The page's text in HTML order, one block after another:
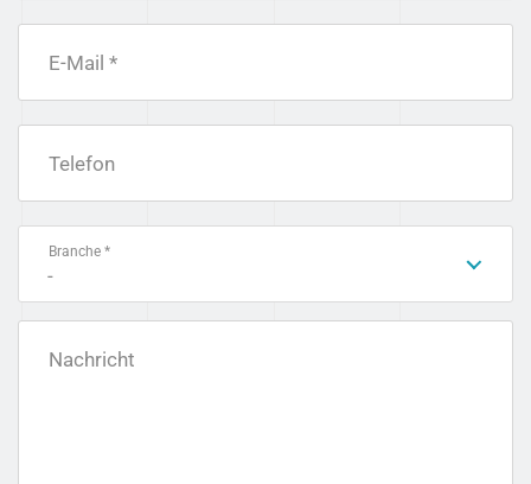
E-Mail *
Telefon
Branche *
-
Nachricht